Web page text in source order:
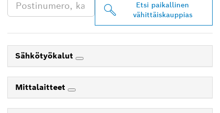
Etsi paikallinen
vähittäiskauppias
Sähkötyökalut
Mittalaitteet